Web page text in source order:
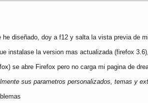
diseñado, doy a f12 y salta la vista previa de
instalase la version mas actualizada (firefox
se abre Firefox pero no carga mi pagina de
sus parametros personalizados, temas y